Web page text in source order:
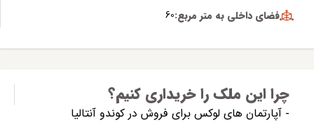
فضای داخلی به متر مربع:60
چرا این ملک را خریداری کنیم؟
- آپارتمان های لوکس برای فروش در کوندو آنتالیا